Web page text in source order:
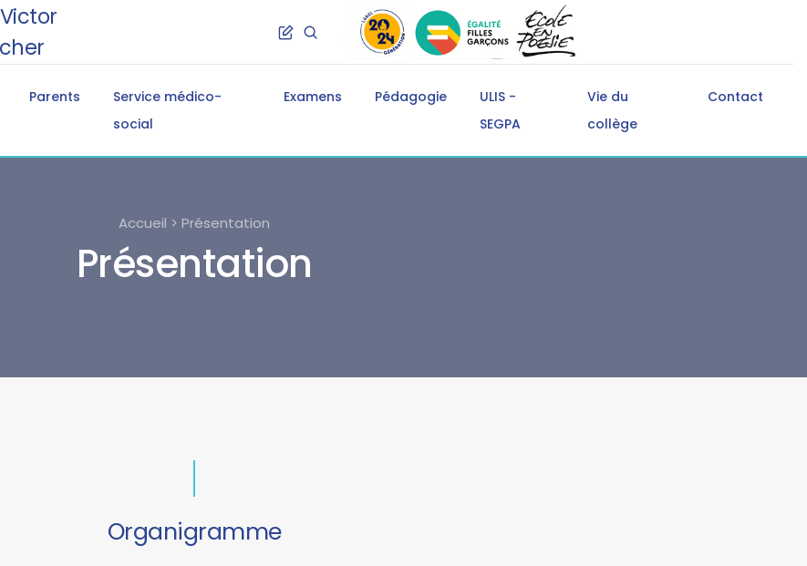
Parents
Service médico-
social
Examens Pédagogie
ULIS -
SEGPA
Vie du
collège
Contact
Accueil > Présentation
Présentation
Organigramme